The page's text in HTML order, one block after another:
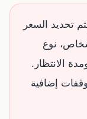
تحديد السعر
نوع
الانتظار.
إضافية